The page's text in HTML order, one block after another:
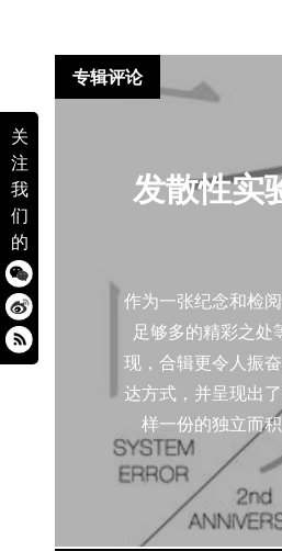
关
注
我
们
的
发散性
作为一张纪念和检
足够多的精彩之处
现，合辑更令人振
达方式，并呈现出
样一份的独立而
专辑评论